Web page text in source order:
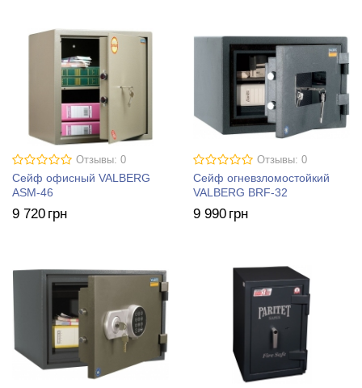
Отзывы: 0
Сейф офисный VALBERG
ASM-46
9 720 грн
Отзывы: 0
Сейф огневзломостойкий
VALBERG BRF-32
9 990 грн